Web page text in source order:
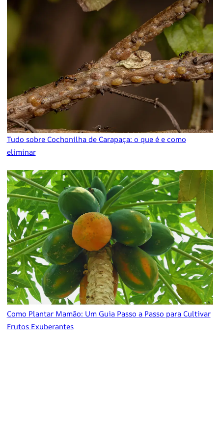
Tudo sobre Cochonilha de Carapaça: o que é e como
eliminar
Como Plantar Mamão: Um Guia Passo a Passo para Cultivar
Frutos Exuberantes